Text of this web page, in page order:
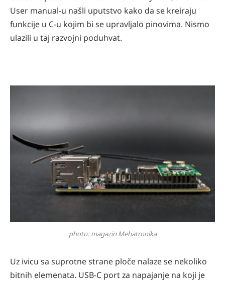
User manual-u našli uputstvo kako da se kreiraju
funkcije u C-u kojim bi se upravljalo pinovima. Nismo
ulazili u taj razvojni poduhvat.
photo: magazin Mehatronika
Uz ivicu sa suprotne strane ploče nalaze se nekoliko
bitnih elemenata. USB-C port za napajanje na koji je